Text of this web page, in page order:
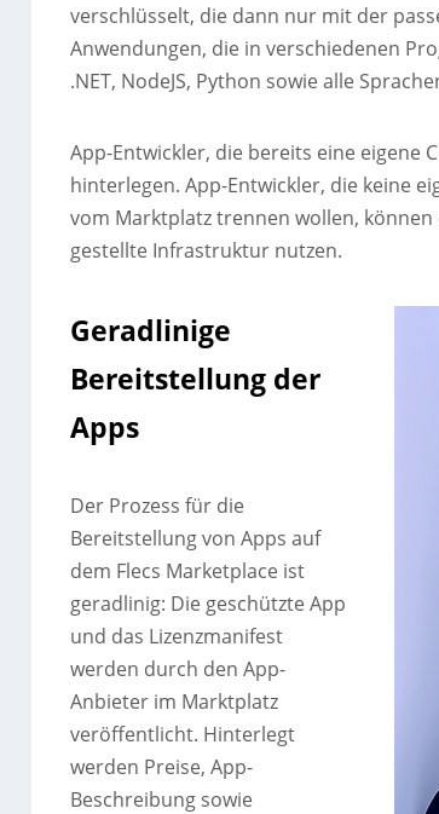
verschlüsselt, die dann nur mit der
Anwendungen, die in verschiedenen
.NET, NodeJS, Python sowie alle
App-Entwickler, die bereits eine eigene
hinterlegen. App-Entwickler, die keine
vom Marktplatz trennen wollen, können
gestellte Infrastruktur nutzen.
Geradlinige
Bereitstellung der
Apps
Der Prozess für die
Bereitstellung von Apps auf
dem Flecs Marketplace ist
geradlinig: Die geschützte App
und das Lizenzmanifest
werden durch den App-
Anbieter im Marktplatz
veröffentlicht. Hinterlegt
werden Preise, App-
Beschreibung sowie